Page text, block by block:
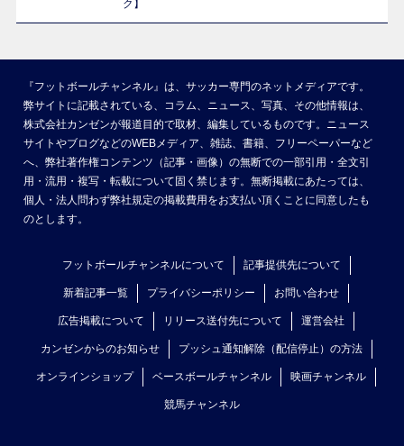
ク】
『フットボールチャンネル』は、サッカー専門のネットメディアです。
弊サイトに記載されている、コラム、ニュース、写真、その他情報は、
株式会社カンゼンが報道目的で取材、編集しているものです。ニュース
サイトやブログなどのWEBメディア、雑誌、書籍、フリーペーパーなど
へ、弊社著作権コンテンツ（記事・画像）の無断での一部引用・全文引
用・流用・複写・転載について固く禁じます。無断掲載にあたっては、
個人・法人問わず弊社規定の掲載費用をお支払い頂くことに同意したも
のとします。
フットボールチャンネルについて 記事提供先について
新着記事一覧 プライバシーポリシー お問い合わせ
広告掲載について リリース送付先について 運営会社
カンゼンからのお知らせ プッシュ通知解除（配信停止）の方法
オンラインショップ ベースボールチャンネル 映画チャンネル
競馬チャンネル